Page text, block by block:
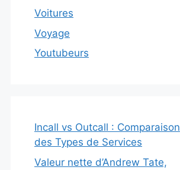
Voitures
Voyage
Youtubeurs
Incall vs Outcall : Comparaison
des Types de Services
Valeur nette d’Andrew Tate,